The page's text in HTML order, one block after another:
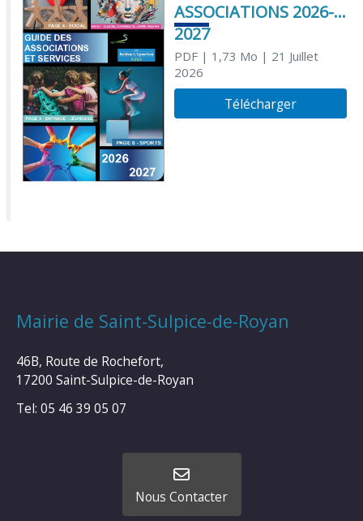
ASSOCIATIONS 2026-
2027
PDF| 1,73 Mo | 21 Juillet
2026
Télécharger
Mairie de Saint-Sulpice-de-Royan
46B, Route de Rochefort,
17200 Saint-Sulpice-de-Royan
Tel: 05 46 39 05 07
Nous Contacter